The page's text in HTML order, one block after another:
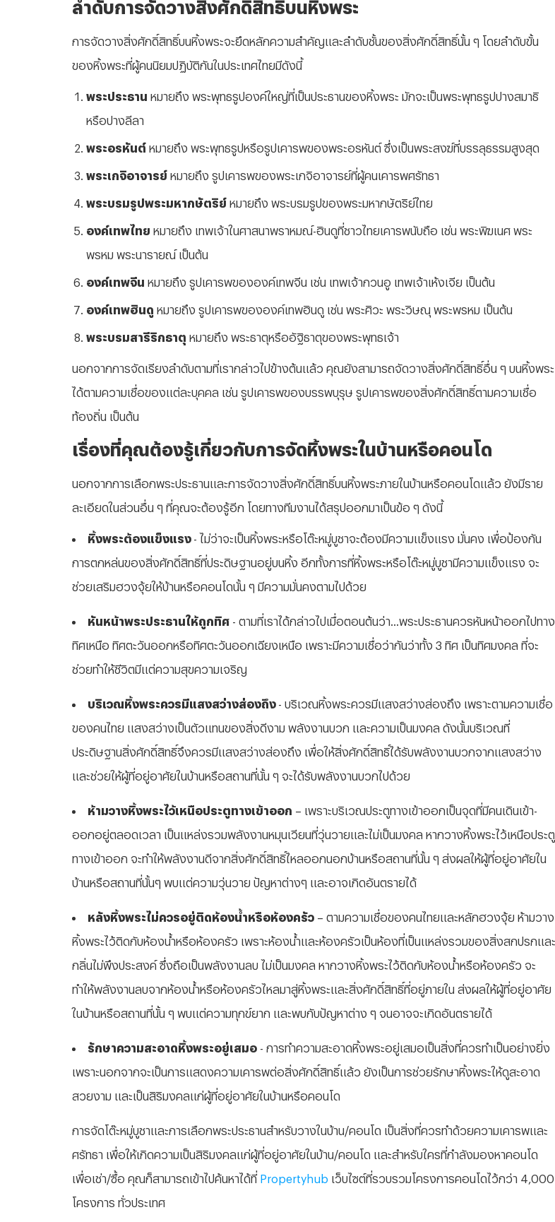
ลำดับการจัดวางสิ่งศักดิ์สิทธิ์บนหิ้งพระ
การจัดวางสิ่งศักดิ์สิทธิ์บนหิ้งพระจะยึดหลักความสำคัญและลำดับชั้นของสิ่งศักดิ์สิทธิ์นั้น ๆ โดยลำดับขั้น
ของหิ้งพระที่ผู้คนนิยมปฏิบัติกันในประเทศไทยมีดังนี้
พระประธาน หมายถึง พระพุทธรูปองค์ใหญ่ที่เป็นประธานของหิ้งพระ มักจะเป็นพระพุทธรูปปางสมาธิ
หรือปางลีลา
พระอรหันต์ หมายถึง พระพุทธรูปหรือรูปเคารพของพระอรหันต์ ซึ่งเป็นพระสงฆ์ที่บรรลุธรรมสูงสุด
พระเกจิอาจารย์ หมายถึง รูปเคารพของพระเกจิอาจารย์ที่ผู้คนเคารพศรัทธา
พระบรมรูปพระมหากษัตริย์ หมายถึง พระบรมรูปของพระมหากษัตริย์ไทย
องค์เทพไทย หมายถึง เทพเจ้าในศาสนาพราหมณ์-ฮินดูที่ชาวไทยเคารพนับถือ เช่น พระพิฆเนศ พระ
พรหม พระนารายณ์ เป็นต้น
องค์เทพจีน หมายถึง รูปเคารพขององค์เทพจีน เช่น เทพเจ้ากวนอู เทพเจ้าเห้งเจีย เป็นต้น
องค์เทพฮินดู หมายถึง รูปเคารพขององค์เทพฮินดู เช่น พระศิวะ พระวิษณุ พระพรหม เป็นต้น
พระบรมสารีริกธาตุ หมายถึง พระธาตุหรืออัฐิธาตุของพระพุทธเจ้า
นอกจากการจัดเรียงลำดับตามที่เรากล่าวไปข้างต้นแล้ว คุณยังสามารถจัดวางสิ่งศักดิ์สิทธิ์อื่น ๆ บนหิ้งพระ
ได้ตามความเชื่อของแต่ละบุคคล เช่น รูปเคารพของบรรพบุรุษ รูปเคารพของสิ่งศักดิ์สิทธิ์ตามความเชื่อ
ท้องถิ่น เป็นต้น
เรื่องที่คุณต้องรู้เกี่ยวกับการจัดหิ้งพระในบ้านหรือคอนโด
นอกจากการเลือกพระประธานและการจัดวางสิ่งศักดิ์สิทธิ์บนหิ้งพระภายในบ้านหรือคอนโดแล้ว ยังมีราย
ละเอียดในส่วนอื่น ๆ ที่คุณจะต้องรู้อีก โดยทางทีมงานได้สรุปออกมาเป็นข้อ ๆ ดังนี้
หิ้งพระต้องแข็งแรง - ไม่ว่าจะเป็นหิ้งพระหรือโต๊ะหมู่บูชาจะต้องมีความแข็งแรง มั่นคง เพื่อป้องกัน
การตกหล่นของสิ่งศักดิ์สิทธิ์ที่ประดิษฐานอยู่บนหิ้ง อีกทั้งการที่หิ้งพระหรือโต๊ะหมู่บูชามีความแข็งแรง จะ
ช่วยเสริมฮวงจุ้ยให้บ้านหรือคอนโดนั้น ๆ มีความมั่นคงตามไปด้วย
หันหน้าพระประธานให้ถูกทิศ - ตามที่เราได้กล่าวไปเมื่อตอนต้นว่า...พระประธานควรหันหน้าออกไปทาง
ทิศเหนือ ทิศตะวันออกหรือทิศตะวันออกเฉียงเหนือ เพราะมีความเชื่อว่ากันว่าทั้ง 3 ทิศ เป็นทิศมงคล ที่จะ
ช่วยทำให้ชีวิตมีแต่ความสุขความเจริญ
บริเวณหิ้งพระควรมีแสงสว่างส่องถึง - บริเวณหิ้งพระควรมีแสงสว่างส่องถึง เพราะตามความเชื่อ
ของคนไทย แสงสว่างเป็นตัวแทนของสิ่งดีงาม พลังงานบวก และความเป็นมงคล ดังนั้นบริเวณที่
ประดิษฐานสิ่งศักดิ์สิทธิ์จึงควรมีแสงสว่างส่องถึง เพื่อให้สิ่งศักดิ์สิทธิ์ได้รับพลังงานบวกจากแสงสว่าง
และช่วยให้ผู้ที่อยู่อาศัยในบ้านหรือสถานที่นั้น ๆ จะได้รับพลังงานบวกไปด้วย
ห้ามวางหิ้งพระไว้เหนือประตูทางเข้าออก – เพราะบริเวณประตูทางเข้าออกเป็นจุดที่มีคนเดินเข้า-
ออกอยู่ตลอดเวลา เป็นแหล่งรวมพลังงานหมุนเวียนที่วุ่นวายและไม่เป็นมงคล หากวางหิ้งพระไว้เหนือประตู
ทางเข้าออก จะทำให้พลังงานดีจากสิ่งศักดิ์สิทธิ์ไหลออกนอกบ้านหรือสถานที่นั้น ๆ ส่งผลให้ผู้ที่อยู่อาศัยใน
บ้านหรือสถานที่นั้นๆ พบแต่ความวุ่นวาย ปัญหาต่างๆ และอาจเกิดอันตรายได้
หลังหิ้งพระไม่ควรอยู่ติดห้องน้ำหรือห้องครัว – ตามความเชื่อของคนไทยและหลักฮวงจุ้ย ห้ามวาง
หิ้งพระไว้ติดกับห้องน้ำหรือห้องครัว เพราะห้องน้ำและห้องครัวเป็นห้องที่เป็นแหล่งรวมของสิ่งสกปรกและ
กลิ่นไม่พึงประสงค์ ซึ่งถือเป็นพลังงานลบ ไม่เป็นมงคล หากวางหิ้งพระไว้ติดกับห้องน้ำหรือห้องครัว จะ
ทำให้พลังงานลบจากห้องน้ำหรือห้องครัวไหลมาสู่หิ้งพระและสิ่งศักดิ์สิทธิ์ที่อยู่ภายใน ส่งผลให้ผู้ที่อยู่อาศัย
ในบ้านหรือสถานที่นั้น ๆ พบแต่ความทุกข์ยาก และพบกับปัญหาต่าง ๆ จนอาจจะเกิดอันตรายได้
รักษาความสะอาดหิ้งพระอยู่เสมอ - การทำความสะอาดหิ้งพระอยู่เสมอเป็นสิ่งที่ควรทำเป็นอย่างยิ่ง
เพราะนอกจากจะเป็นการแสดงความเคารพต่อสิ่งศักดิ์สิทธิ์แล้ว ยังเป็นการช่วยรักษาหิ้งพระให้ดูสะอาด
สวยงาม และเป็นสิริมงคลแก่ผู้ที่อยู่อาศัยในบ้านหรือคอนโด
การจัดโต๊ะหมู่บูชาและการเลือกพระประธานสำหรับวางในบ้าน/คอนโด เป็นสิ่งที่ควรทำด้วยความเคารพและ
ศรัทธา เพื่อให้เกิดความเป็นสิริมงคลแก่ผู้ที่อยู่อาศัยในบ้าน/คอนโด และสำหรับใครที่กำลังมองหาคอนโด
เพื่อเช่า/ซื้อ คุณก็สามารถเข้าไปค้นหาได้ที่ Propertyhub เว็บไซต์ที่รวบรวมโครงการคอนโดไว้กว่า 4,000
โครงการ ทั่วประเทศ